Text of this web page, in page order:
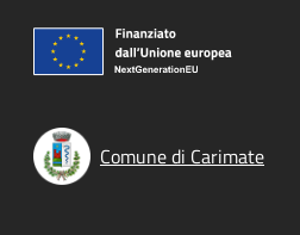
Comune di Carimate